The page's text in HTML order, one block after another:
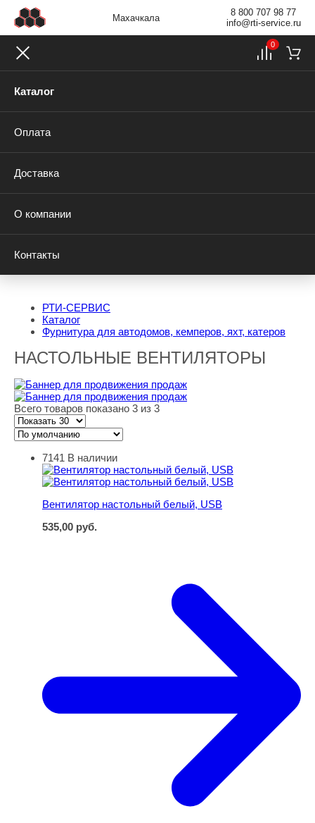
Махачкала
8 800 707 98 77
info@rti-service.ru
Каталог
Оплата
Доставка
О компании
Контакты
0
РТИ-СЕРВИС
Каталог
Фурнитура для автодомов, кемперов, яхт, катеров
НАСТОЛЬНЫЕ ВЕНТИЛЯТОРЫ
Всего товаров показано 3 из 3
Вентилятор настольный белый, USB
7141 В наличии
Вентилятор настольный белый, USB
535,00 руб.